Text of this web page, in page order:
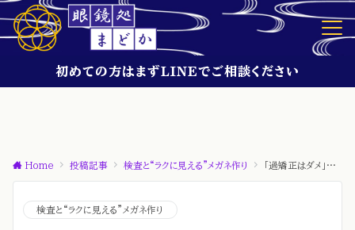
初めての方はまずLINEでご相談ください
Home 投稿記事 検査と“ラクに見える”メガネ作り 「過矯正はダメ」と思っていませんか？実は“例外的に必要”なケースも
検査と“ラクに見える”メガネ作り